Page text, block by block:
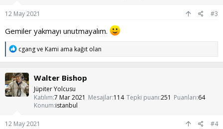
12 May 2021 #3
Gemiler yakmayı unutmayalım.
T
p
k
i
l
e
cgangve Kami ama kağıt olan
Walter Bishop
Jüpiter Yolcusu
Katılım 7 Mar 2021 Mesajlar 114 Tepki puanı 251 Puanları 64
Konum istanbul
12 May 2021 #4